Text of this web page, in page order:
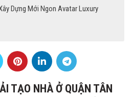
Dựng Mới Ngon Avatar Luxury
TẠO NHÀ Ở QUẬN TÂN